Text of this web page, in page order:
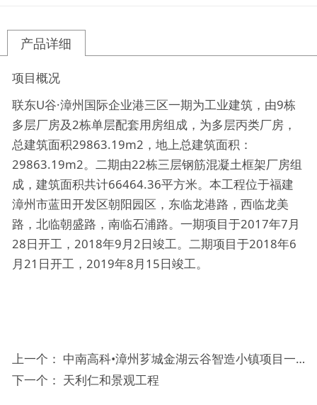
产品详细
项目概况
联东U谷·漳州国际企业港三区一期为工业建筑，由9栋
多层厂房及2栋单层配套用房组成，为多层丙类厂房，
总建筑面积29863.19m2，地上总建筑面积：
29863.19m2。二期由22栋三层钢筋混凝土框架厂房组
成，建筑面积共计66464.36平方米。本工程位于福建
漳州市蓝田开发区朝阳园区，东临龙港路，西临龙美
路，北临朝盛路，南临石浦路。一期项目于2017年7月
28日开工，2018年9月2日竣工。二期项目于2018年6
月21日开工，2019年8月15日竣工。
上一个： 中南高科•漳州芗城金湖云谷智造小镇项目一期(A区)工程项目
下一个： 天利仁和景观工程